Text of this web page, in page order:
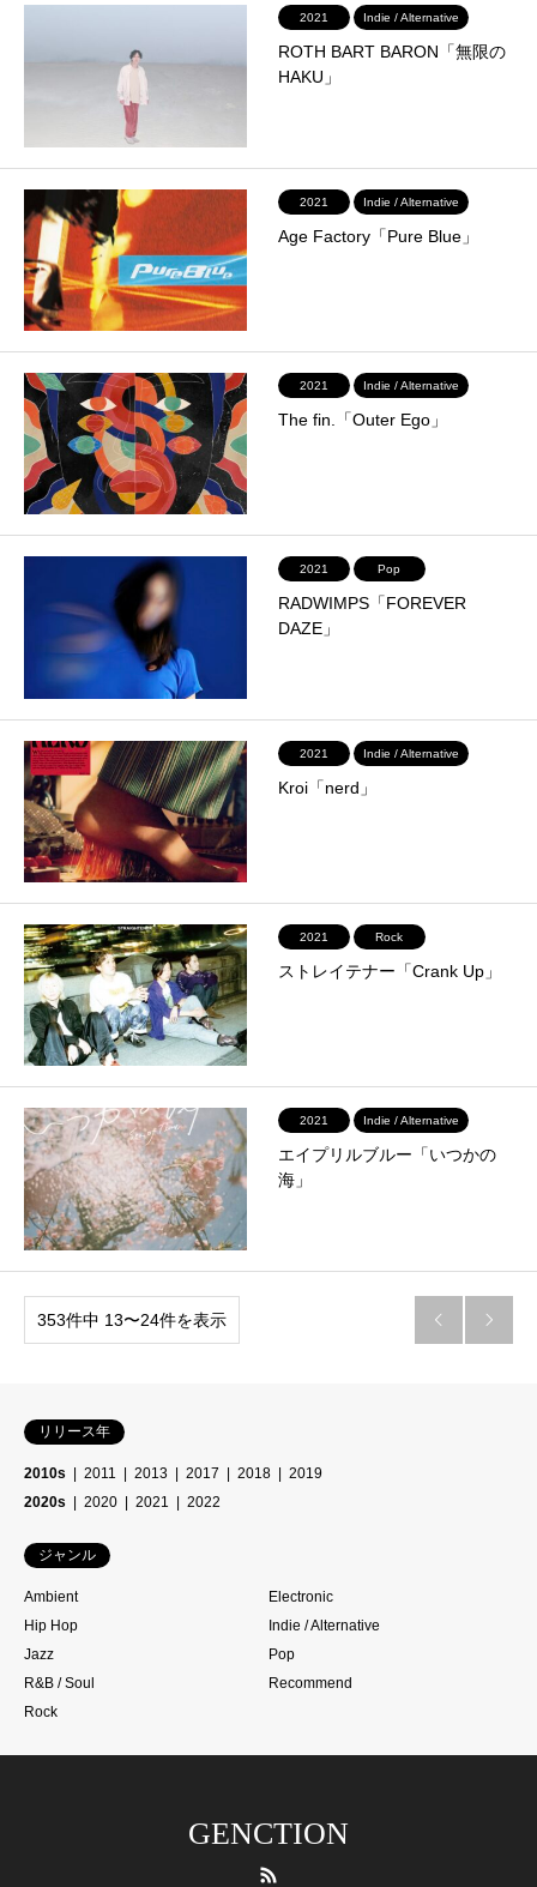
2021 Indie / Alternative
ROTH BART BARON「無限の
HAKU」
2021 Indie / Alternative
Age Factory「Pure Blue」
2021 Indie / Alternative
The fin.「Outer Ego」
2021 Pop
RADWIMPS「FOREVER
DAZE」
2021 Indie / Alternative
Kroi「nerd」
2021 Rock
ストレイテナー「Crank Up」
2021 Indie / Alternative
エイプリルブルー「いつかの
海」
353件中 13〜24件を表示  
リリース年
2010s 2011 2013 2017 2018
2019
2020s
2020 2021 2022
ジャンル
Ambient
Electronic
Hip Hop
Indie / Alternative
Jazz
Pop
R&B / Soul
Recommend
Rock
GENCTION